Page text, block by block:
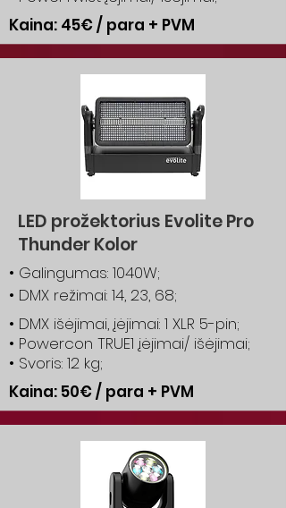
Kaina: 45€ / para + PVM
LED prožektorius Evolite Pro
Thunder Kolor
• Galingumas: 1040W;
• DMX režimai: 14, 23, 68;
• DMX išėjimai, įėjimai: 1 XLR 5-pin;
• Powercon TRUE1 įėjimai/ išėjimai;
• Svoris: 12 kg;
Kaina: 50€ / para + PVM